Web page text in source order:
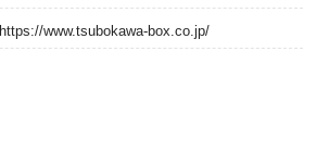
https://www.tsubokawa-box.co.jp/